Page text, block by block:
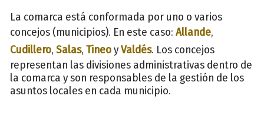
La comarca está conformada por uno o varios
concejos (municipios). En este caso: Allande,
Cudillero, Salas, TineoyValdés. Los concejos
representan las divisiones administrativas dentro de
la comarca y son responsables de la gestión de los
asuntos locales en cada municipio.